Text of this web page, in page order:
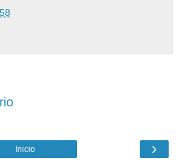
›
Inicio